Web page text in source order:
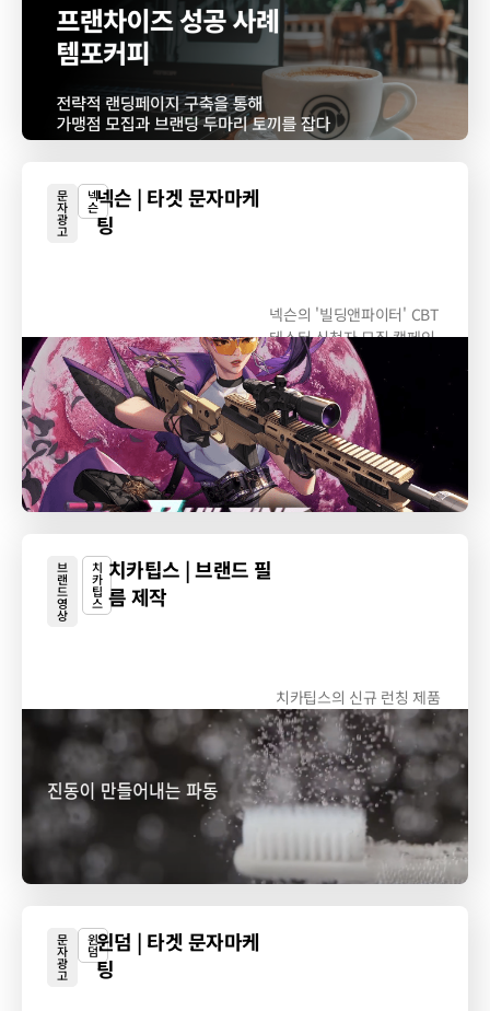
문
자
광
고
넥
슨넥슨 | 타겟 문자마케
팅
넥슨의 '빌딩앤파이터' CBT
테스터 신청자 모집 캠페인
홍보
브
랜
드
영
상
치
카
팁
스
치카팁스 | 브랜드 필
름 제작
치카팁스의 신규 런칭 제품
'초음파 진동 칫솔' 홍보...
문
자
광
고
윈
덤윈덤 | 타겟 문자마케
팅